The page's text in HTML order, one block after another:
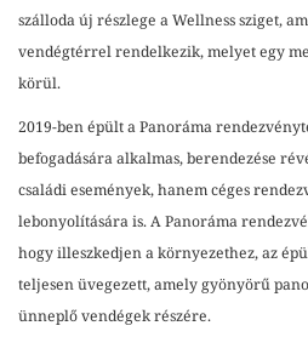
szálloda új részlege a Wellness sziget,
vendégtérrel rendelkezik, melyet egy
körül.
2019-ben épült a Panoráma
befogadására alkalmas, berendezése
családi események, hanem céges
lebonyolítására is. A Panoráma
hogy illeszkedjen a környezethez, az
teljesen üvegezett, amely gyönyörű
ünneplő vendégek részére.